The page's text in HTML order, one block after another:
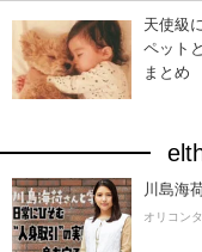
天使級
ペット
まとめ
川島海
オリコン